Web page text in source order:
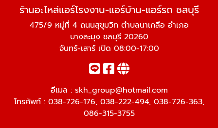
ร้านอะไหล่แอร์โรงงาน-แอร์บ้าน-แอร์รถ ชลบุรี
475/9 หมู่ที่ 4 ถนนสุขุมวิท ตำบลนาเกลือ อำเภอ
บางละมุง ชลบุรี 20260
จันทร์-เสาร์ เปิด 08:00-17:00
อีเมล : skh_group@hotmail.com
โทรศัพท์ : 038-726-176, 038-222-494, 038-726-363,
086-315-3755